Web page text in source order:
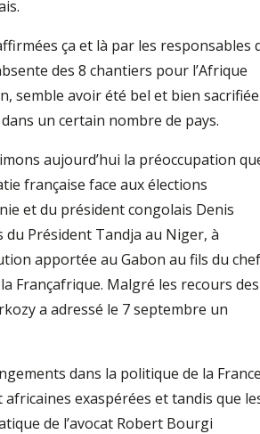
ça et là par les responsables
des 8 chantiers pour l’Afrique
semble avoir été bel et bien sacrifiée
un certain nombre de pays.
aujourd’hui la préoccupation
française face aux élections
et du président congolais Denis
Président Tandja au Niger, à
apportée au Gabon au fils du chef
Françafrique. Malgré les recours des
a adressé le 7 septembre un
dans la politique de la
exaspérées et tandis que
de l’avocat Robert Bourgi